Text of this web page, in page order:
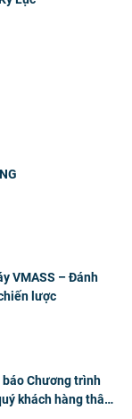
VMASS – Đánh
lược
Chương trình
khách hàng thân